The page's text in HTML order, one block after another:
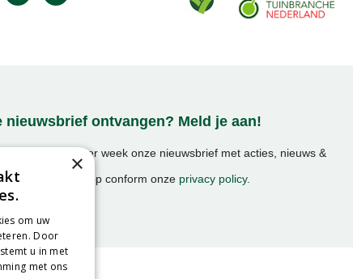
nieuwsbrief ontvangen? Meld je aan!
ongeveer 1x per week onze nieuwsbrief met acties, nieuws &
uw gegevens op conform onze privacy policy.
×
om uw
Door
u in met
met ons